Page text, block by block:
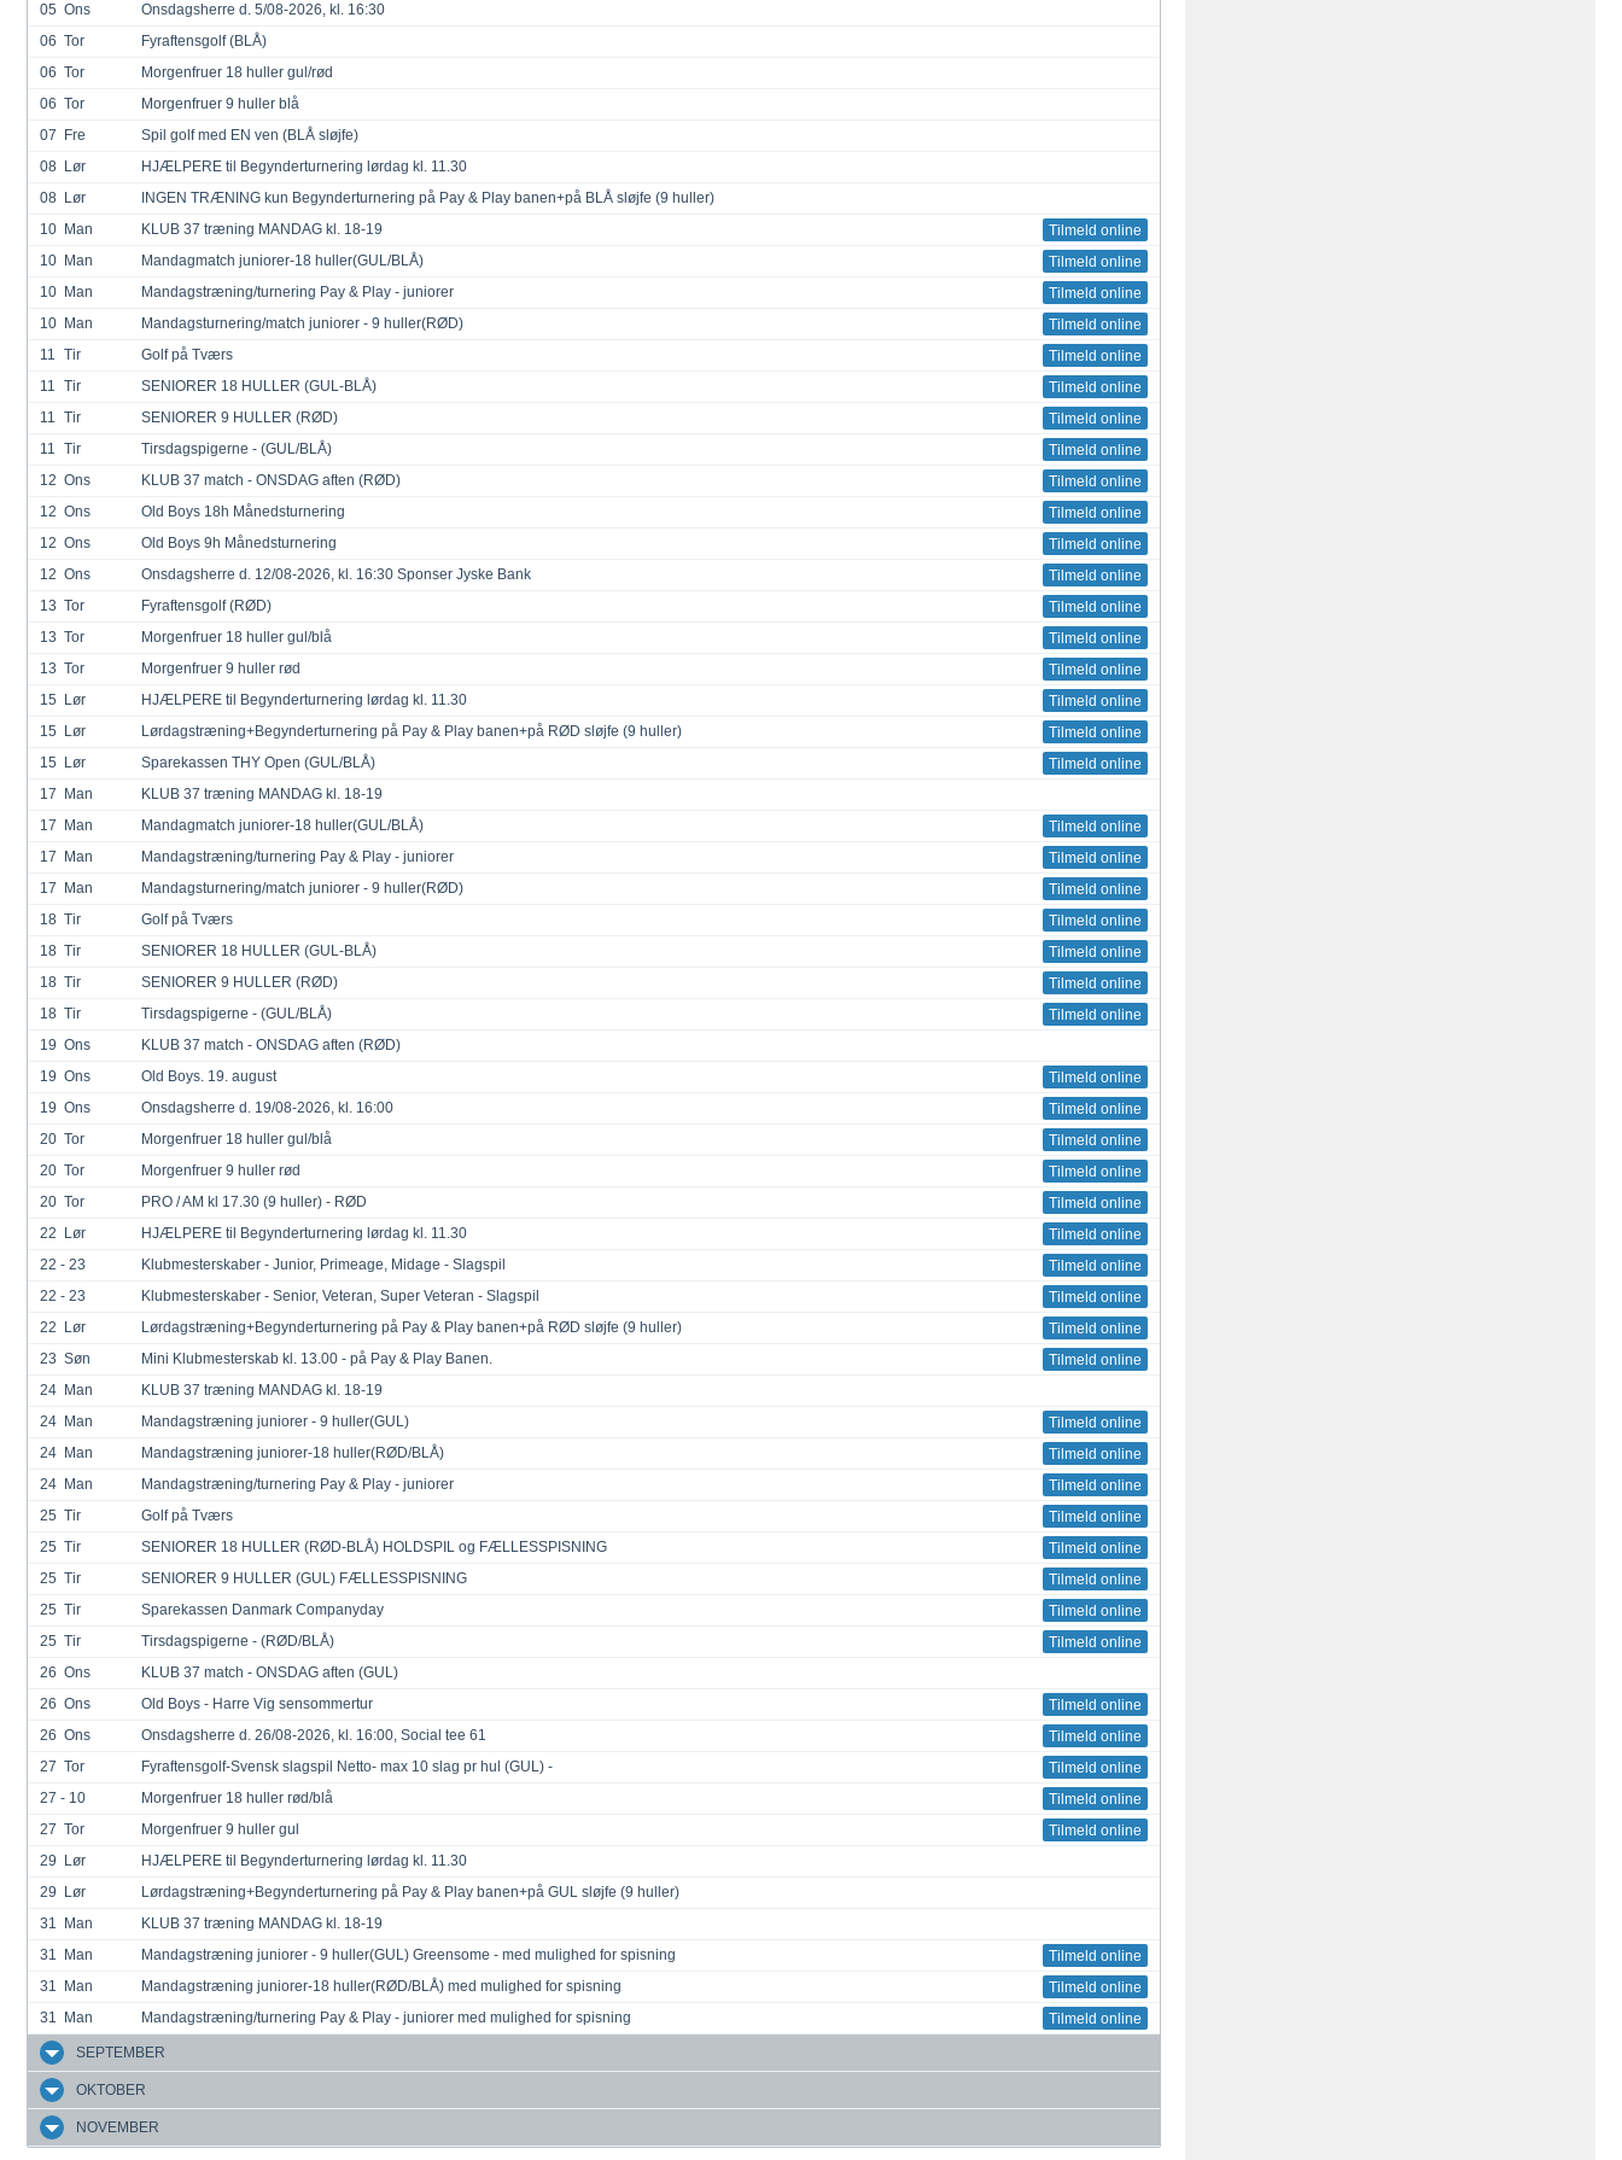
05 Ons
Onsdagsherre d. 5/08-2026, kl. 16:30
06 Tor
Fyraftensgolf (BLÅ)
06 Tor
Morgenfruer 18 huller gul/rød
06 Tor
Morgenfruer 9 huller blå
07
Fre
Spil golf med EN ven (BLÅ sløjfe)
08
Lør
HJÆLPERE til Begynderturnering lørdag kl. 11.30
08
Lør
INGEN TRÆNING kun Begynderturnering på Pay & Play banen+på BLÅ sløjfe (9 huller)
10 Man Tilmeld online
KLUB 37 træning MANDAG kl. 18-19
10 Man Tilmeld online
Mandagmatch juniorer-18 huller(GUL/BLÅ)
10 Man Tilmeld online
Mandagstræning/turnering Pay & Play - juniorer
10 Man Tilmeld online
Mandagsturnering/match juniorer - 9 huller(RØD)
11 Tir Tilmeld online
Golf på Tværs
11 Tir Tilmeld online
SENIORER 18 HULLER (GUL-BLÅ)
11 Tir Tilmeld online
SENIORER 9 HULLER (RØD)
11 Tir Tilmeld online
Tirsdagspigerne - (GUL/BLÅ)
12 Ons Tilmeld online
KLUB 37 match - ONSDAG aften (RØD)
12 Ons Tilmeld online
Old Boys 18h Månedsturnering
12 Ons Tilmeld online
Old Boys 9h Månedsturnering
12 Ons Tilmeld online
Onsdagsherre d. 12/08-2026, kl. 16:30 Sponser Jyske Bank
13 Tor Tilmeld online
Fyraftensgolf (RØD)
13 Tor Tilmeld online
Morgenfruer 18 huller gul/blå
13 Tor Tilmeld online
Morgenfruer 9 huller rød
15
Lør Tilmeld online
HJÆLPERE til Begynderturnering lørdag kl. 11.30
15
Lør Tilmeld online
Lørdagstræning+Begynderturnering på Pay & Play banen+på RØD sløjfe (9 huller)
15
Lør Tilmeld online
Sparekassen THY Open (GUL/BLÅ)
17
Man
KLUB 37 træning MANDAG kl. 18-19
17
Man Tilmeld online
Mandagmatch juniorer-18 huller(GUL/BLÅ)
17
Man Tilmeld online
Mandagstræning/turnering Pay & Play - juniorer
17
Man Tilmeld online
Mandagsturnering/match juniorer - 9 huller(RØD)
18 Tir Tilmeld online
Golf på Tværs
18 Tir Tilmeld online
SENIORER 18 HULLER (GUL-BLÅ)
18 Tir Tilmeld online
SENIORER 9 HULLER (RØD)
18 Tir Tilmeld online
Tirsdagspigerne - (GUL/BLÅ)
19 Ons
KLUB 37 match - ONSDAG aften (RØD)
19 Ons Tilmeld online
Old Boys. 19. august
19 Ons Tilmeld online
Onsdagsherre d. 19/08-2026, kl. 16:00
20 Tor Tilmeld online
Morgenfruer 18 huller gul/blå
20 Tor Tilmeld online
Morgenfruer 9 huller rød
20 Tor Tilmeld online
PRO / AM kl 17.30 (9 huller) - RØD
22
Lør Tilmeld online
HJÆLPERE til Begynderturnering lørdag kl. 11.30
22 - 23
Tilmeld online
Klubmesterskaber - Junior, Primeage, Midage - Slagspil
22 - 23
Tilmeld online
Klubmesterskaber - Senior, Veteran, Super Veteran - Slagspil
22
Lør Tilmeld online
Lørdagstræning+Begynderturnering på Pay & Play banen+på RØD sløjfe (9 huller)
23 Søn Tilmeld online
Mini Klubmesterskab kl. 13.00 - på Pay & Play Banen.
24 Man
KLUB 37 træning MANDAG kl. 18-19
24 Man Tilmeld online
Mandagstræning juniorer - 9 huller(GUL)
24 Man Tilmeld online
Mandagstræning juniorer-18 huller(RØD/BLÅ)
24 Man Tilmeld online
Mandagstræning/turnering Pay & Play - juniorer
25 Tir Tilmeld online
Golf på Tværs
25 Tir Tilmeld online
SENIORER 18 HULLER (RØD-BLÅ) HOLDSPIL og FÆLLESSPISNING
25 Tir Tilmeld online
SENIORER 9 HULLER (GUL) FÆLLESSPISNING
25 Tir Tilmeld online
Sparekassen Danmark Companyday
25 Tir Tilmeld online
Tirsdagspigerne - (RØD/BLÅ)
26 Ons
KLUB 37 match - ONSDAG aften (GUL)
26 Ons Tilmeld online
Old Boys - Harre Vig sensommertur
26 Ons Tilmeld online
Onsdagsherre d. 26/08-2026, kl. 16:00, Social tee 61
27 Tor Tilmeld online
Fyraftensgolf-Svensk slagspil Netto- max 10 slag pr hul (GUL) -
27 - 10
Tilmeld online
Morgenfruer 18 huller rød/blå
27 Tor Tilmeld online
Morgenfruer 9 huller gul
29
Lør
HJÆLPERE til Begynderturnering lørdag kl. 11.30
29
Lør
Lørdagstræning+Begynderturnering på Pay & Play banen+på GUL sløjfe (9 huller)
31
Man
KLUB 37 træning MANDAG kl. 18-19
31
Man Tilmeld online
Mandagstræning juniorer - 9 huller(GUL) Greensome - med mulighed for spisning
31
Man Tilmeld online
Mandagstræning juniorer-18 huller(RØD/BLÅ) med mulighed for spisning
31
Man Tilmeld online
Mandagstræning/turnering Pay & Play - juniorer med mulighed for spisning
SEPTEMBER
OKTOBER
NOVEMBER